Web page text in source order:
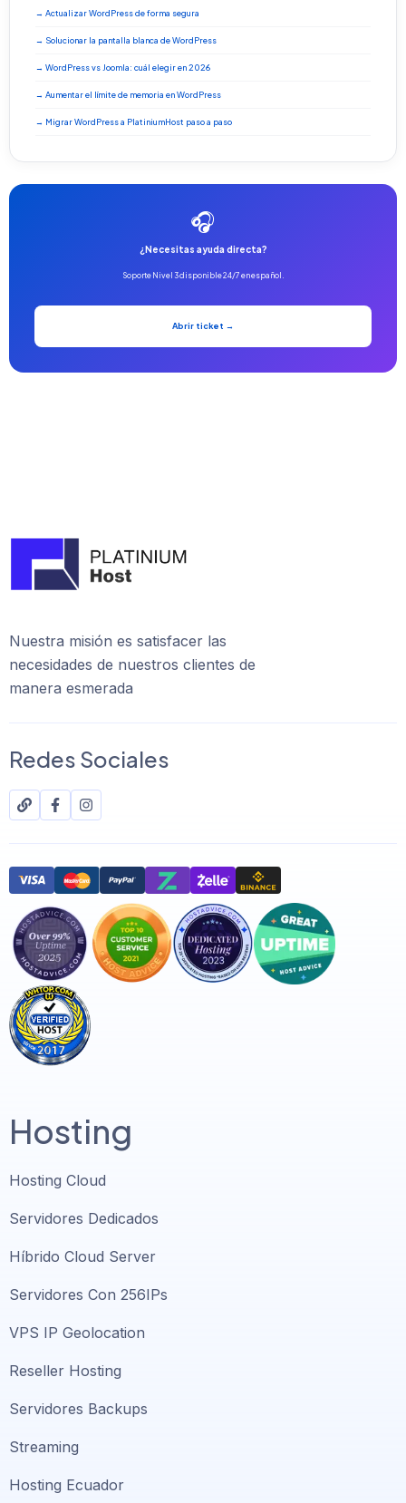
→ Actualizar WordPress de forma segura
→ Solucionar la pantalla blanca de WordPress
→ WordPress vs Joomla: cuál elegir en 2026
→ Aumentar el límite de memoria en WordPress
→ Migrar WordPress a PlatiniumHost paso a paso
🎧
¿Necesitas ayuda directa?
Soporte Nivel 3 disponible 24/7 en español.
Abrir ticket →
Nuestra misión es satisfacer las
necesidades de nuestros clientes de
manera esmerada
Redes Sociales
Hosting
Hosting Cloud
Servidores Dedicados
Híbrido Cloud Server
Servidores Con 256IPs
VPS IP Geolocation
Reseller Hosting
Servidores Backups
Streaming
Hosting Ecuador